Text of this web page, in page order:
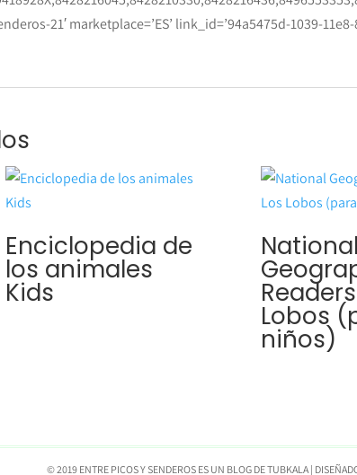
21′ marketplace=’ES’ link_id=’94a5475d-1039-
Enciclopedia de
los animales
Kids
National
Lobos
niños)
© 2019 ENTRE PICOS Y SENDEROS ES UN BLOG DETUBKALA|